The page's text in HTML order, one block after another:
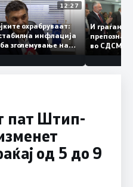
12:27
охрабруваат:
стабилна инфлација
зголемување на
И
во
добар
треба
пат Штип-
од 5 до 9